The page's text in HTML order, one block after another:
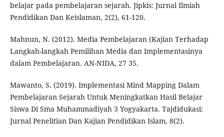
belajar pada pembelajaran sejarah. Jipkis: Jurnal Ilmiah
Pendidikan Dan Keislaman, 2(2), 61-120.
Mahnun, N. (2012). Media Pembelajaran (Kajian Terhadap
Langkah-langkah Pemilihan Media dan Implementasinya
dalam Pembelajaran. AN-NIDA, 27 35.
Mawanto, S. (2019). Implementasi Mind Mapping Dalam
Pembelajaran Sejarah Untuk Meningkatkan Hasil Belajar
Siswa Di Sma Muhammadiyah 3 Yogyakarta. Tajdidukasi:
Jurnal Penelitian Dan Kajian Pendidikan Islam, 8(2).